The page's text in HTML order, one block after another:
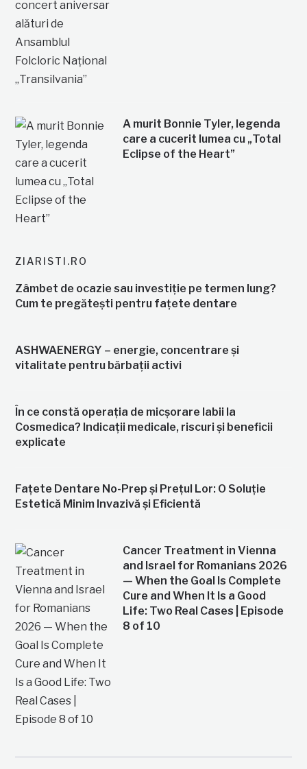
A murit Bonnie Tyler, legenda
care a cucerit lumea cu „Total
Eclipse of the Heart”
ZIARISTI.RO
Zâmbet de ocazie sau investiție pe termen lung?
Cum te pregătești pentru fațete dentare
ASHWAENERGY – energie, concentrare și
vitalitate pentru bărbații activi
În ce constă operația de micșorare labii la
Cosmedica? Indicații medicale, riscuri și beneficii
explicate
Fațete Dentare No-Prep și Prețul Lor: O Soluție
Estetică Minim Invazivă și Eficientă
Cancer Treatment in Vienna
and Israel for Romanians 2026
— When the Goal Is Complete
Cure and When It Is a Good
Life: Two Real Cases | Episode
8 of 10